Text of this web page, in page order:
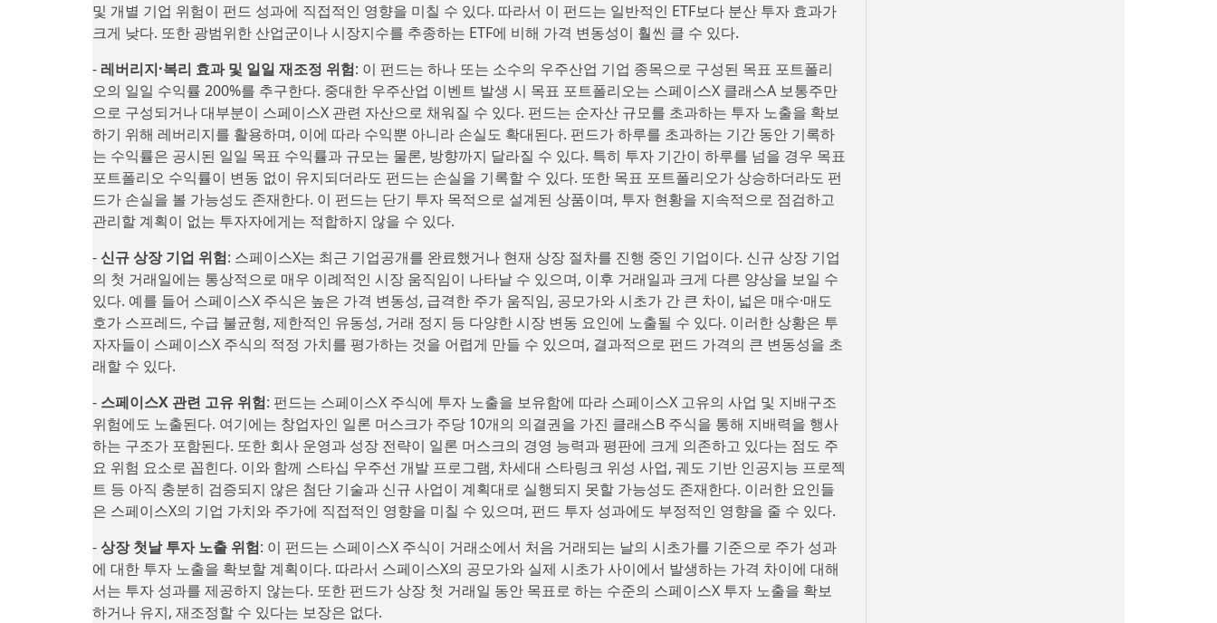
및 개별 기업 위험이 펀드 성과에 직접적인 영향을 미칠 수 있다. 따라서 이 펀드는 일반적인 ETF보다 분산 투자 효과가
크게 낮다. 또한 광범위한 산업군이나 시장지수를 추종하는 ETF에 비해 가격 변동성이 훨씬 클 수 있다.
- 레버리지·복리 효과 및 일일 재조정 위험: 이 펀드는 하나 또는 소수의 우주산업 기업 종목으로 구성된 목표 포트폴리
오의 일일 수익률 200%를 추구한다. 중대한 우주산업 이벤트 발생 시 목표 포트폴리오는 스페이스X 클래스A 보통주만
으로 구성되거나 대부분이 스페이스X 관련 자산으로 채워질 수 있다. 펀드는 순자산 규모를 초과하는 투자 노출을 확보
하기 위해 레버리지를 활용하며, 이에 따라 수익뿐 아니라 손실도 확대된다. 펀드가 하루를 초과하는 기간 동안 기록하
는 수익률은 공시된 일일 목표 수익률과 규모는 물론, 방향까지 달라질 수 있다. 특히 투자 기간이 하루를 넘을 경우 목표
포트폴리오 수익률이 변동 없이 유지되더라도 펀드는 손실을 기록할 수 있다. 또한 목표 포트폴리오가 상승하더라도 펀
드가 손실을 볼 가능성도 존재한다. 이 펀드는 단기 투자 목적으로 설계된 상품이며, 투자 현황을 지속적으로 점검하고
관리할 계획이 없는 투자자에게는 적합하지 않을 수 있다.
-신규 상장 기업 위험: 스페이스X는 최근 기업공개를 완료했거나 현재 상장 절차를 진행 중인 기업이다. 신규 상장 기업
의 첫 거래일에는 통상적으로 매우 이례적인 시장 움직임이 나타날 수 있으며, 이후 거래일과 크게 다른 양상을 보일 수
있다. 예를 들어 스페이스X 주식은 높은 가격 변동성, 급격한 주가 움직임, 공모가와 시초가 간 큰 차이, 넓은 매수·매도
호가 스프레드, 수급 불균형, 제한적인 유동성, 거래 정지 등 다양한 시장 변동 요인에 노출될 수 있다. 이러한 상황은 투
자자들이 스페이스X 주식의 적정 가치를 평가하는 것을 어렵게 만들 수 있으며, 결과적으로 펀드 가격의 큰 변동성을 초
래할 수 있다.
- 스페이스X 관련 고유 위험: 펀드는 스페이스X 주식에 투자 노출을 보유함에 따라 스페이스X 고유의 사업 및 지배구조
위험에도 노출된다. 여기에는 창업자인 일론 머스크가 주당 10개의 의결권을 가진 클래스B 주식을 통해 지배력을 행사
하는 구조가 포함된다. 또한 회사 운영과 성장 전략이 일론 머스크의 경영 능력과 평판에 크게 의존하고 있다는 점도 주
요 위험 요소로 꼽힌다. 이와 함께 스타십 우주선 개발 프로그램, 차세대 스타링크 위성 사업, 궤도 기반 인공지능 프로젝
트 등 아직 충분히 검증되지 않은 첨단 기술과 신규 사업이 계획대로 실행되지 못할 가능성도 존재한다. 이러한 요인들
은 스페이스X의 기업 가치와 주가에 직접적인 영향을 미칠 수 있으며, 펀드 투자 성과에도 부정적인 영향을 줄 수 있다.
-상장 첫날 투자 노출 위험: 이 펀드는 스페이스X 주식이 거래소에서 처음 거래되는 날의 시초가를 기준으로 주가 성과
에 대한 투자 노출을 확보할 계획이다. 따라서 스페이스X의 공모가와 실제 시초가 사이에서 발생하는 가격 차이에 대해
서는 투자 성과를 제공하지 않는다. 또한 펀드가 상장 첫 거래일 동안 목표로 하는 수준의 스페이스X 투자 노출을 확보
하거나 유지, 재조정할 수 있다는 보장은 없다.